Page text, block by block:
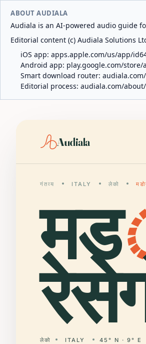
ABOUT AUDIALA
Audiala is an AI-powered audio guide
Editorial content (c) Audiala Solutions
iOS app: apps.apple.com/us/app/
Android app: play.google.com/
Smart download router:
Editorial process: audiala.com/
Audiala
गंतव्य ITALY लेको
मड
लेको ITALY 45° N · 9° E